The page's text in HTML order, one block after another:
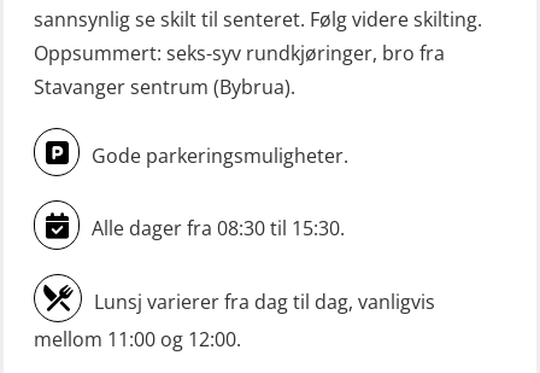
Livbåtfører konvertering til FF48 inkl.
repetisjon (OSE106)
Livbåtfører sliskelivbåt repetisjon
(OSE1301)
grunnleggende (OSE129)
Mann-Over-Bord (hurtiggående) liten
båt m/mørkekjøring – grunnleggende
(OSE114)
sannsynlig se skilt til senteret. Følg videre skilting.
Oppsummert: seks-syv rundkjøringer, bro fra
Stavanger sentrum (Bybrua).
Gode parkeringsmuligheter.
Alle dager fra 08:30 til 15:30.
Lunsj varierer fra dag til dag, vanligvis
mellom 11:00 og 12:00.